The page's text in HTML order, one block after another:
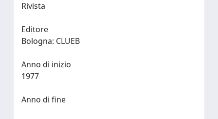
Rivista
Editore
Anno di inizio
Anno di fine